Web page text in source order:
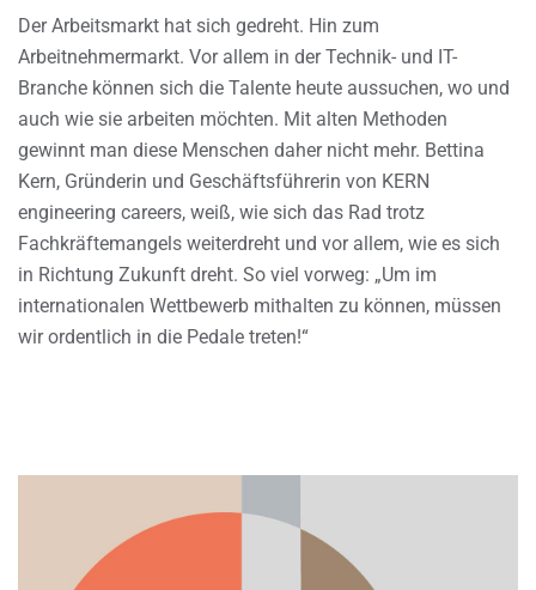
Der Arbeitsmarkt hat sich gedreht. Hin zum
Arbeitnehmermarkt. Vor allem in der Technik- und IT-
Branche können sich die Talente heute aussuchen, wo und
auch wie sie arbeiten möchten. Mit alten Methoden
gewinnt man diese Menschen daher nicht mehr. Bettina
Kern, Gründerin und Geschäftsführerin von KERN
engineering careers, weiß, wie sich das Rad trotz
Fachkräftemangels weiterdreht und vor allem, wie es sich
in Richtung Zukunft dreht. So viel vorweg: „Um im
internationalen Wettbewerb mithalten zu können, müssen
wir ordentlich in die Pedale treten!“